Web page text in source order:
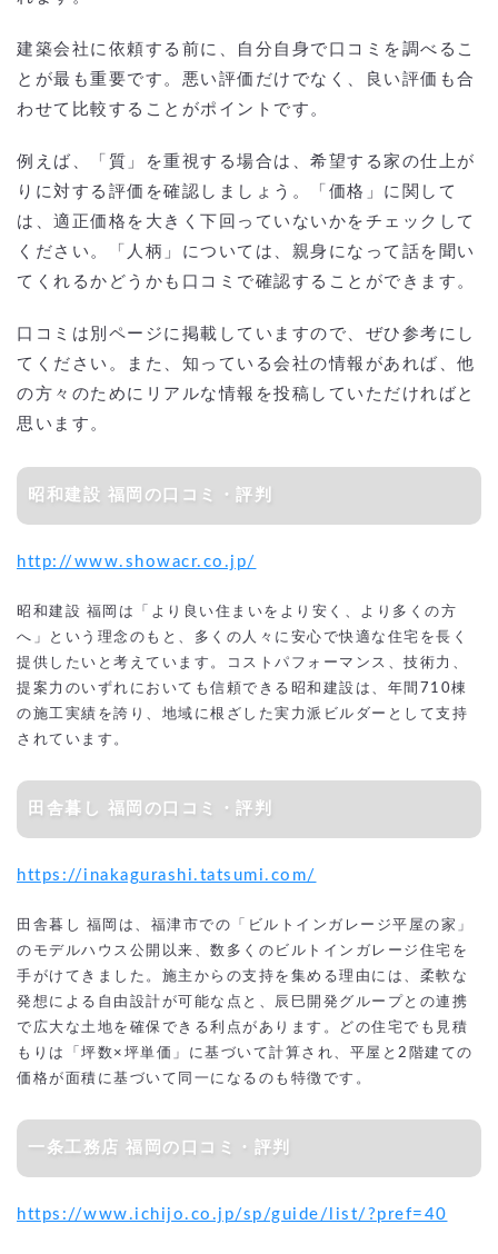
建築会社に依頼する前に、自分自身で口コミを調べるこ
とが最も重要です。悪い評価だけでなく、良い評価も合
わせて比較することがポイントです。
例えば、「質」を重視する場合は、希望する家の仕上が
りに対する評価を確認しましょう。「価格」に関して
は、適正価格を大きく下回っていないかをチェックして
ください。「人柄」については、親身になって話を聞い
てくれるかどうかも口コミで確認することができます。
口コミは別ページに掲載していますので、ぜひ参考にし
てください。また、知っている会社の情報があれば、他
の方々のためにリアルな情報を投稿していただければと
思います。
昭和建設 福岡の口コミ・評判
http://www.showacr.co.jp/
昭和建設 福岡は「より良い住まいをより安く、より多くの方
へ」という理念のもと、多くの人々に安心で快適な住宅を長く
提供したいと考えています。コストパフォーマンス、技術力、
提案力のいずれにおいても信頼できる昭和建設は、年間710棟
の施工実績を誇り、地域に根ざした実力派ビルダーとして支持
されています。
田舎暮し 福岡の口コミ・評判
https://inakagurashi.tatsumi.com/
田舎暮し 福岡は、福津市での「ビルトインガレージ平屋の家」
のモデルハウス公開以来、数多くのビルトインガレージ住宅を
手がけてきました。施主からの支持を集める理由には、柔軟な
発想による自由設計が可能な点と、辰巳開発グループとの連携
で広大な土地を確保できる利点があります。どの住宅でも見積
もりは「坪数×坪単価」に基づいて計算され、平屋と2階建ての
価格が面積に基づいて同一になるのも特徴です。
一条工務店 福岡の口コミ・評判
https://www.ichijo.co.jp/sp/guide/list/?pref=40